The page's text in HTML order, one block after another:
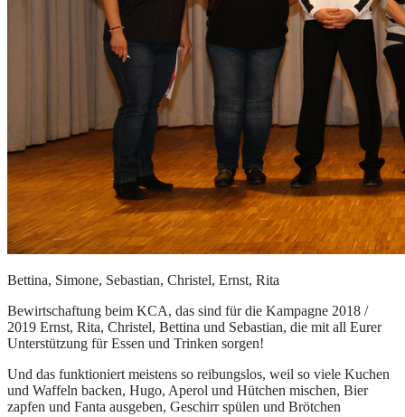
Bettina, Simone, Sebastian, Christel, Ernst, Rita
Bewirtschaftung beim KCA, das sind für die Kampagne 2018 /
2019 Ernst, Rita, Christel, Bettina und Sebastian, die mit all Eurer
Unterstützung für Essen und Trinken sorgen!
Und das funktioniert meistens so reibungslos, weil so viele Kuchen
und Waffeln backen, Hugo, Aperol und Hütchen mischen, Bier
zapfen und Fanta ausgeben, Geschirr spülen und Brötchen